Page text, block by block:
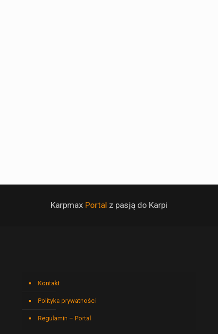
Karpmax Portal z pasją do Karpi
Kontakt
Polityka prywatności
Regulamin – Portal